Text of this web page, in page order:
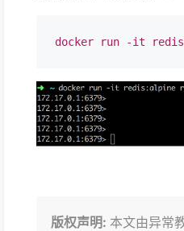
docker run -it redis
版权声明: 本文由异常